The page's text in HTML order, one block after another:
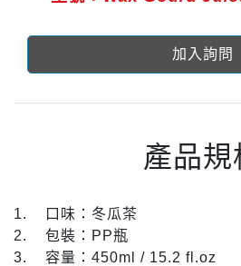
加入詢問
產品規
1. 口味：冬瓜茶
2. 包裝：PP瓶
3. 容量：450ml / 15.2 fl.oz